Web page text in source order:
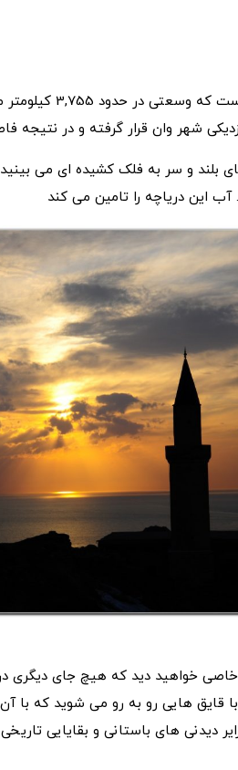
دریاچه وان،
شهر وان قرار گرفته و در نتیجه
آب این دریاچه را تامین می کند
خواهید دید که هیچ جای دیگری
قایق هایی رو به رو می شوید که با
دیدنی های باستانی و بقایایی